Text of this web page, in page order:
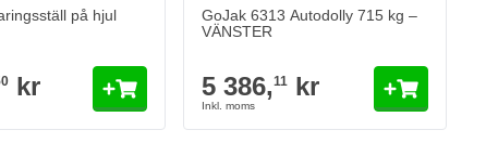
på hjul
kr
GoJak 6313 Autodolly 715 kg –
VÄNSTER
5 386,11 kr